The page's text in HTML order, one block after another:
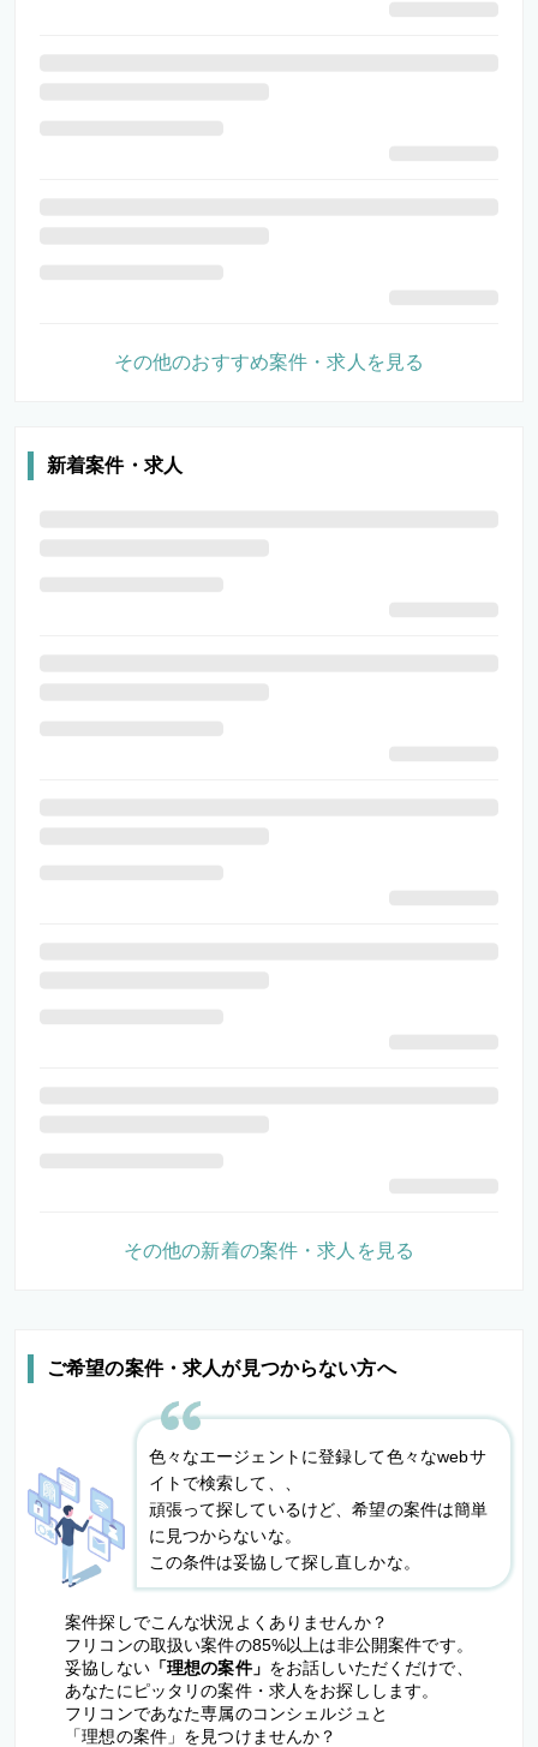
ご希望の案件・求人が見つからない方へ
色々なエージェントに登録して色々なwebサ
イトで検索して、、
頑張って探しているけど、希望の案件は簡単
に見つからないな。
この条件は妥協して探し直しかな。
案件探しでこんな状況よくありませんか？
フリコンの取扱い案件の85%以上は非公開案件です。
妥協しない「理想の案件」 をお話しいただくだけで、
あなたにピッタリの案件・求人をお探しします。
フリコンであなた専属のコンシェルジュと
「理想の案件」を見つけませんか？
その他のおすすめ案件・求人を見る
新着案件・求人
その他の新着の案件・求人を見る